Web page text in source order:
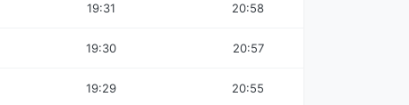
19:31 20:58
19:30 20:57
19:29 20:55